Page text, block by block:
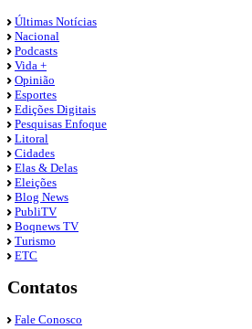
Últimas Notícias
Nacional
Podcasts
Vida +
Opinião
Esportes
Edições Digitais
Pesquisas Enfoque
Litoral
Cidades
Elas & Delas
Eleições
Blog News
PubliTV
Boqnews TV
Turismo
ETC
Contatos
Fale Conosco